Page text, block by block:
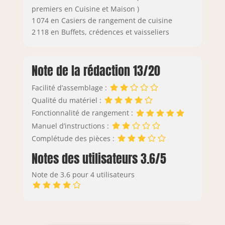
premiers en Cuisine et Maison )
1 074 en Casiers de rangement de cuisine
2 118 en Buffets, crédences et vaisseliers
Note de la rédaction 13/20
Facilité d’assemblage :
Qualité du matériel :
Fonctionnalité de rangement :
Manuel d’instructions :
Complétude des pièces :
Notes des utilisateurs 3.6/5
Note de 3.6 pour 4 utilisateurs